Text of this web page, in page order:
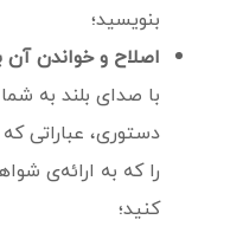
بنویسید؛
اصلاح و خواندن آن
با صدای بلند به
دستوری، عباراتی
را که به ارائه‌ی
کنید؛